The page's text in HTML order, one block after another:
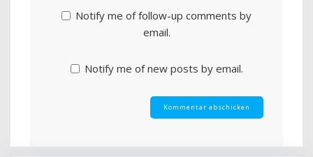
Notify me of follow-up comments by
email.
Notify me of new posts by email.